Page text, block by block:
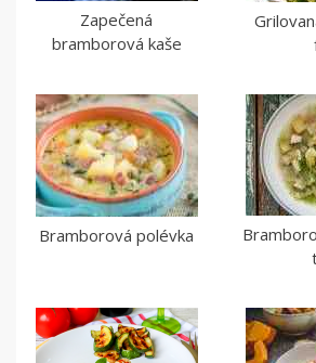
Zapečená
bramborová kaše
Bramborová polévka